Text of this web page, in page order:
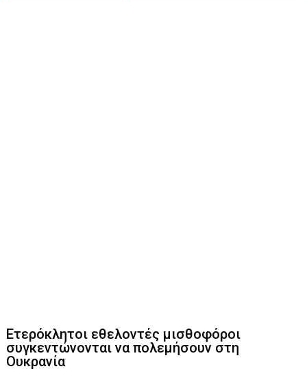
Ετερόκλητοι εθελοντές μισθοφόροι
συγκεντώνονται να πολεμήσουν στη
Ουκρανία